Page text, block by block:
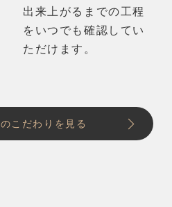
出来上がるまでの工程
をいつでも確認してい
ただけます。
こだわりを見る